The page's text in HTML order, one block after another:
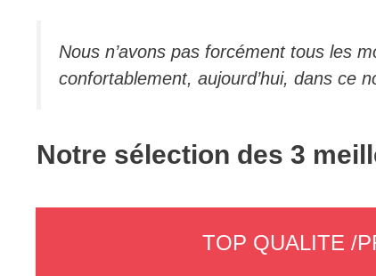
Nous n’avons pas forcément tous les
confortablement, aujourd’hui, dans ce
Notre sélection des 3
TOP QUALITE /